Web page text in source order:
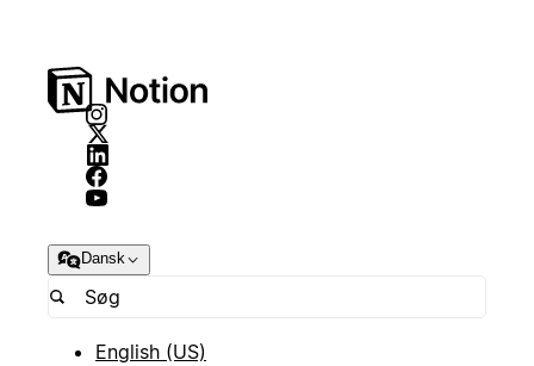
Dansk
English (US)